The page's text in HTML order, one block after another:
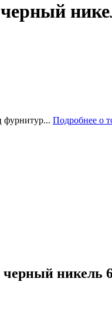
фурнитур... Подробнее о
никель